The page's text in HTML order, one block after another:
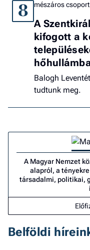
8 mészáros csoport
A
kifogott a
Balogh
tudtunk meg.
A Magyar Nemzet
alapról, a
társadalmi, politikai,
Belföldi